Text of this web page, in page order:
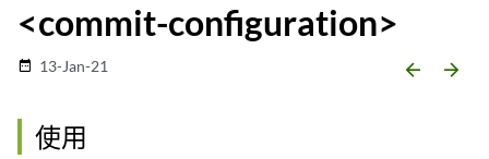
<commit-configuration>
date_range 13-Jan-21 arrow_backward arrow_forward
使用